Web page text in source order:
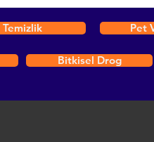
Temizlik Pet
Bitkisel Drog